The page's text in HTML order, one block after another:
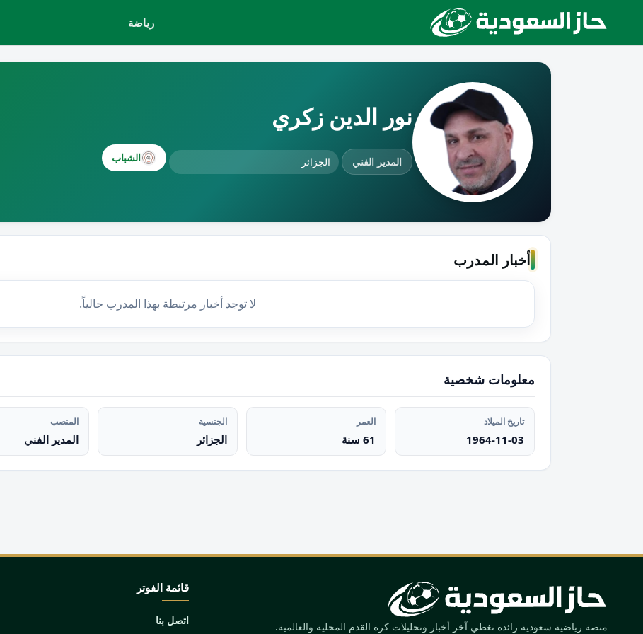
رياضة
نور الدين زكري
المدير الفني الجزائر الشباب
أخبار المدرب
لا توجد أخبار مرتبطة بهذا المدرب حالياً.
معلومات شخصية
تاريخ الميلاد
1964-11-03
العمر
61 سنة
الجنسية
الجزائر
المنصب
المدير الفني
منصة رياضية سعودية رائدة تغطي آخر أخبار وتحليلات كرة القدم المحلية والعالمية.
قائمة الفوتر
اتصل بنا